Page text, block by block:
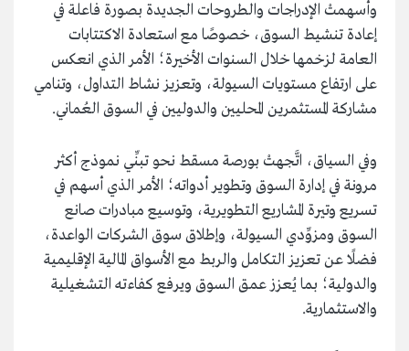
وأسهمتْ الإدراجات والطروحات الجديدة بصورة فاعلة في
إعادة تنشيط السوق، خصوصًا مع استعادة الاكتتابات
العامة لزخمها خلال السنوات الأخيرة؛ الأمر الذي انعكس
على ارتفاع مستويات السيولة، وتعزيز نشاط التداول، وتنامي
مشاركة المستثمرين المحليين والدوليين في السوق العُماني.
وفي السياق، اتَّجهتْ بورصة مسقط نحو تبنِّي نموذج أكثر
مرونة في إدارة السوق وتطوير أدواته؛ الأمر الذي أسهم في
تسريع وتيرة المشاريع التطويرية، وتوسيع مبادرات صانع
السوق ومزوِّدي السيولة، وإطلاق سوق الشركات الواعدة،
فضلًا عن تعزيز التكامل والربط مع الأسواق المالية الإقليمية
والدولية؛ بما يُعزز عمق السوق ويرفع كفاءته التشغيلية
والاستثمارية.